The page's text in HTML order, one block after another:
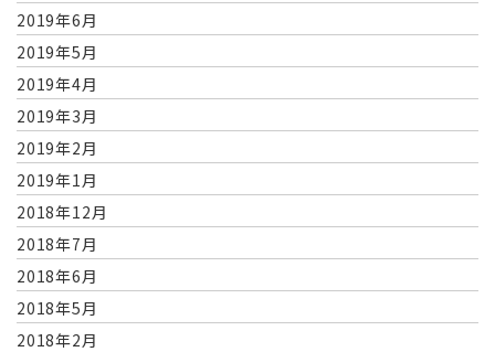
2019年6月
2019年5月
2019年4月
2019年3月
2019年2月
2019年1月
2018年12月
2018年7月
2018年6月
2018年5月
2018年2月